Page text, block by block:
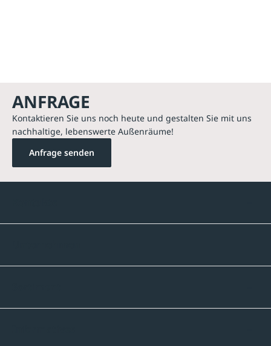
ANFRAGE
Kontaktieren Sie uns noch heute und gestalten Sie mit uns
nachhaltige, lebenswerte Außenräume!
Anfrage senden